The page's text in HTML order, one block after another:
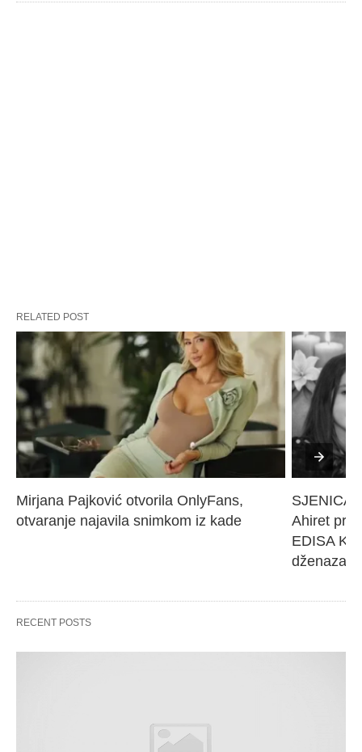
RELATED POST
Mirjana Pajković otvorila OnlyFans,
otvaranje najavila snimkom iz kade
SJENICA
Ahiret
EDISA
dženaza
RECENT POSTS